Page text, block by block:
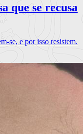
que se recusa
se, e por isso resistem.